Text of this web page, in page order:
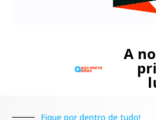
A
Fique por dentro de tudo!